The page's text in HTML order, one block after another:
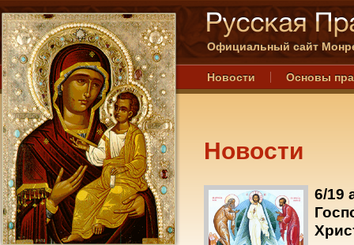
Официальный сайт
Новости Основы
Новости
6/19